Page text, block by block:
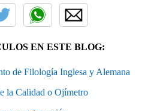
EN ESTE BLOG:
de Filología Inglesa y Alemana
la Calidad o Ojímetro